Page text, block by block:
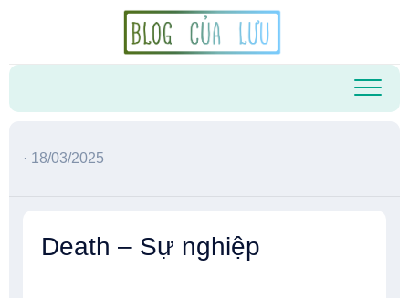
· 18/03/2025
Death – Sự nghiệp